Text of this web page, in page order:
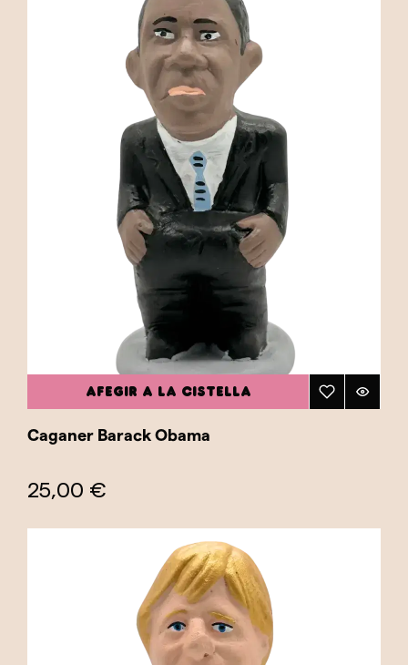
AFEGIR A LA CISTELLA
Caganer Barack Obama
25,00 €